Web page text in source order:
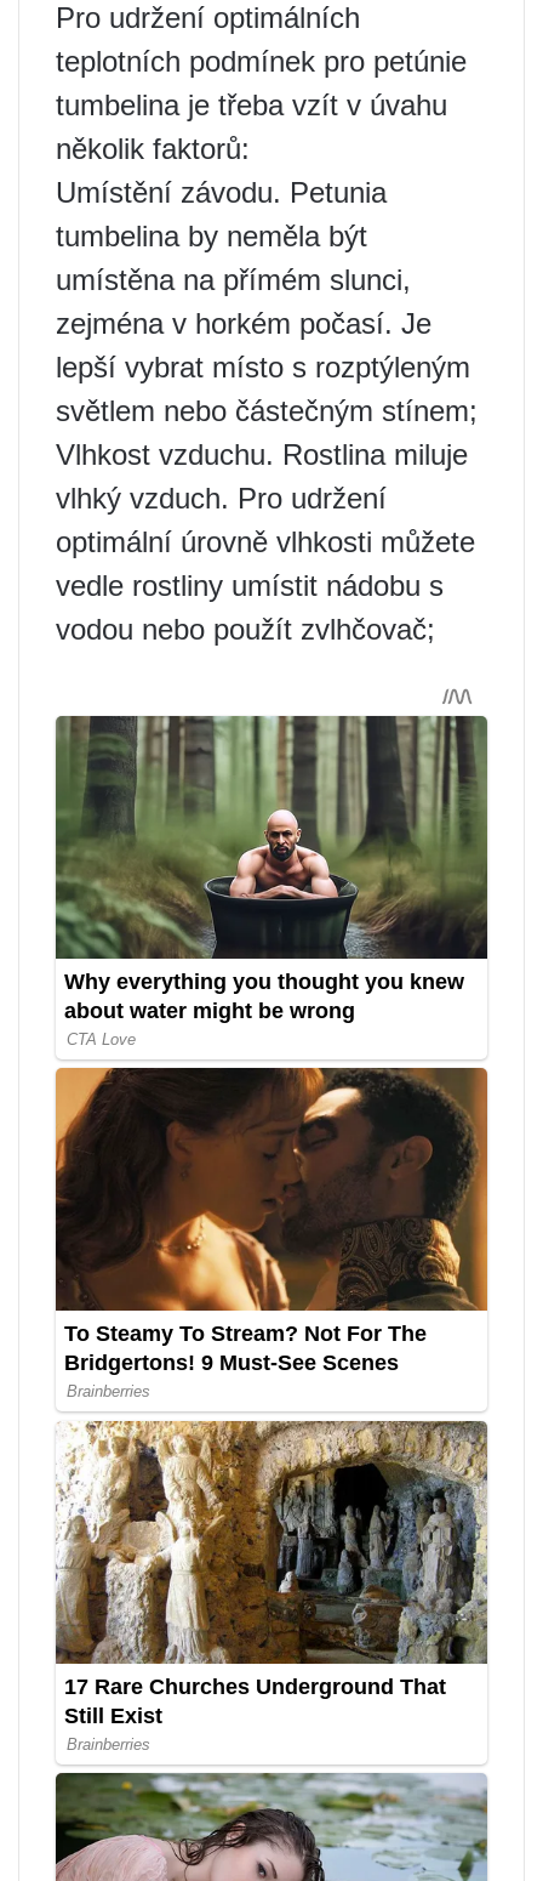
Pro udržení optimálních
teplotních podmínek pro petúnie
tumbelina je třeba vzít v úvahu
několik faktorů:
Umístění závodu. Petunia
tumbelina by neměla být
umístěna na přímém slunci,
zejména v horkém počasí. Je
lepší vybrat místo s rozptýleným
světlem nebo částečným stínem;
Vlhkost vzduchu. Rostlina miluje
vlhký vzduch. Pro udržení
optimální úrovně vlhkosti můžete
vedle rostliny umístit nádobu s
vodou nebo použít zvlhčovač;